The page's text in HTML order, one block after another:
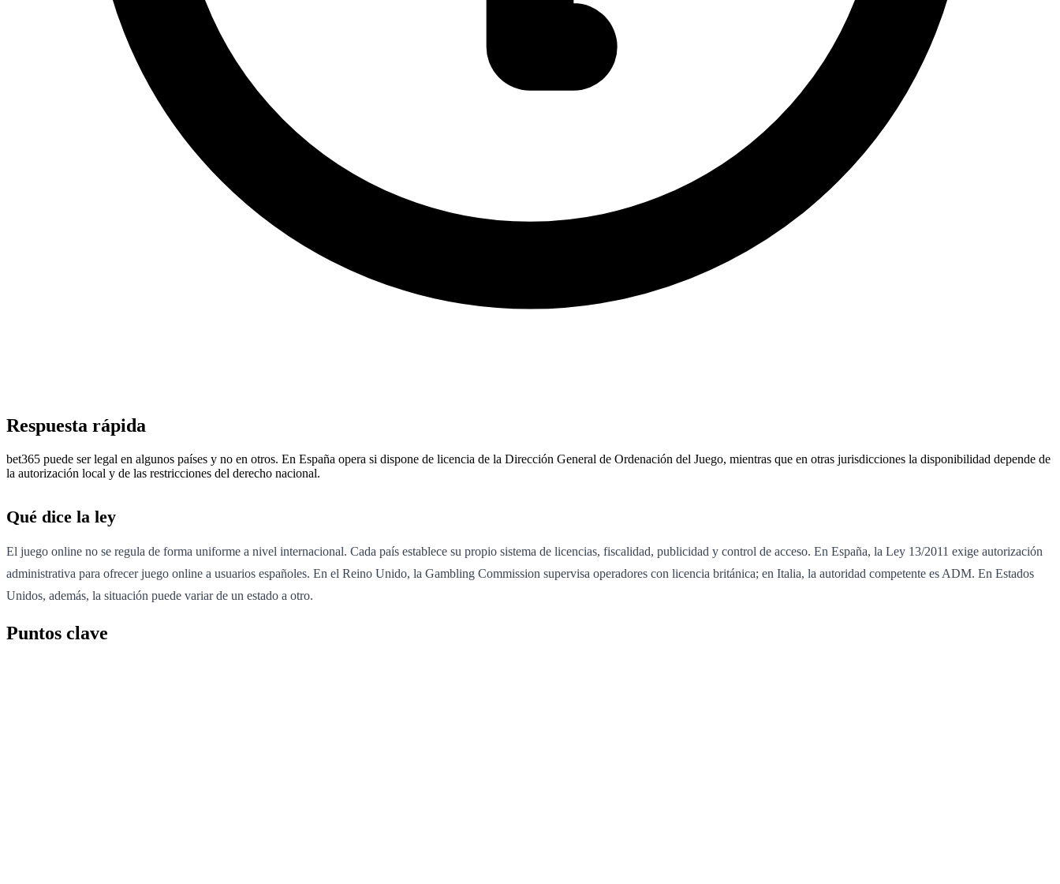
Respuesta rápida
bet365 puede ser legal en algunos países y no en otros. En España opera si dispone de licencia de la Dirección General de Ordenación del Juego, mientras que en otras jurisdicciones la disponibilidad depende de
la autorización local y de las restricciones del derecho nacional.
Qué dice la ley
El juego online no se regula de forma uniforme a nivel internacional. Cada país establece su propio sistema de licencias, fiscalidad, publicidad y control de acceso. En España, la Ley 13/2011 exige autorización
administrativa para ofrecer juego online a usuarios españoles. En el Reino Unido, la Gambling Commission supervisa operadores con licencia británica; en Italia, la autoridad competente es ADM. En Estados
Unidos, además, la situación puede variar de un estado a otro.
Puntos clave